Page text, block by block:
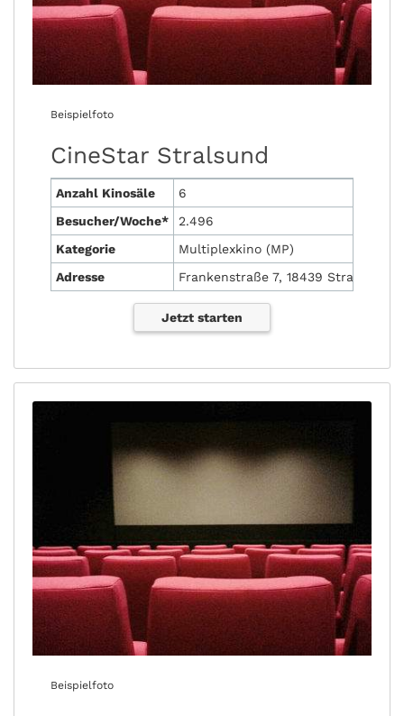
Beispielfoto
CineStar Stralsund
Anzahl Kinosäle
6
Besucher/Woche*
2.496
Kategorie
Multiplexkino (MP)
Adresse
Frankenstraße 7, 18439 Stralsund
Jetzt starten
Beispielfoto